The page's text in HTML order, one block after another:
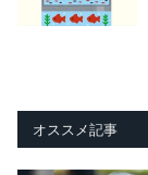
オススメ記事